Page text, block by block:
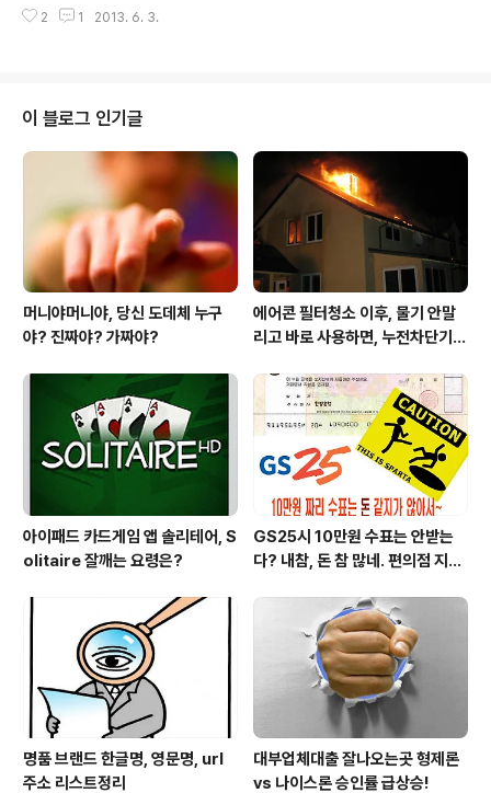
회생,개인파산을 신청해야하는것인지 혼돈되시는 분들을
례없이 고전하고 있는 상황에서 치열한 머니게임 틈바구니
군요. 이런저런 다양한 이유로 인해 차입하게 된..소위말해
빚들, 그것을 개인이 감당하기에 너무 버거운 경우, 제도권
기관에서 나름의 검증과정을 통해 자력갱생할 수 있도록
채무탕감 및 능력에 맞는 상환형태로 전환시켜 주는 사법
제도(개인회생,개인파산) 또는 공약실천(국민행복기금) 절
차를 바로, 개인회생,개인파산,국민행복기금..
2 1 2013. 6. 3.
이 블로그 인기글
머니야머니야, 당신 도데체 누구
야? 진짜야? 가짜야?
에어콘 필터청소 이후, 물기 안말
리고 바로 사용하면, 누전차단기
심!)
아이패드 카드게임 앱 솔리테어, S
olitaire 잘깨는 요령은?
GS25시 10만원 수표는 안받는
다? 내참, 돈 참 많네. 편의점 지에
명품 브랜드 한글명, 영문명, url
주소 리스트정리
대부업체대출 잘나오는곳 형제론
vs 나이스론 승인률 급상승!